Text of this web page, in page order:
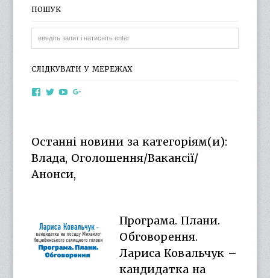
ПОШУК
СЛІДКУВАТИ У МЕРЕЖАХ
ViewViewView
YouTube
Останні новини за категоріям(и):
Влада, Оголошення/Вакансії/
Анонси,
Програма. Плани.
Обговорення.
Лариса Ковальчук –
кандидатка на